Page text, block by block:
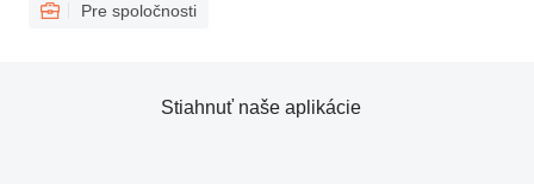
Pre spoločnosti
Stiahnuť naše aplikácie